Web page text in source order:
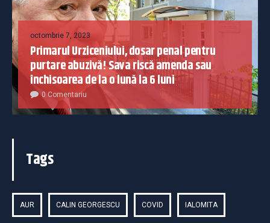
octombrie 7, 2023
Primarul Urziceniului, dosar penal pentru
purtare abuzivă! Sava riscă amenda sau
închisoarea de la o lună la 6 luni
0 Comentariu
Tags
AUR CALIN GEORGESCU COVID IALOMITA